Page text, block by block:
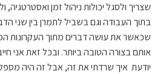
שצריך ולסגל יכולות ניהול זמן
בתוך העבודה וגם בשביל לתמרן בין שני
שכאשר את עושה דברים מתוך העקרונות
אותם בצורה הטובה ביותר. ובכל זאת אני
יודעת איך שרדתי את זה, אבל זה היה